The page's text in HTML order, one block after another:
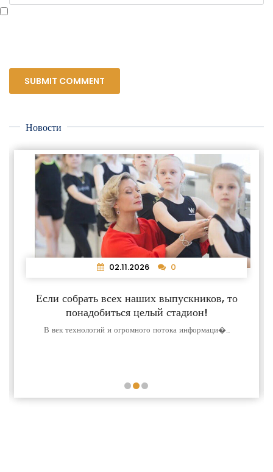
Новости
02.11.2026 0
Если собрать всех наших выпускников, то
понадобиться целый стадион!
В век технологий и огромного потока информаци�...